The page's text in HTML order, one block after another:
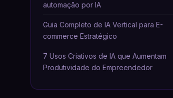
automação por IA
Guia Completo de IA Vertical para E-
commerce Estratégico
7 Usos Criativos de IA que Aumentam
Produtividade do Empreendedor